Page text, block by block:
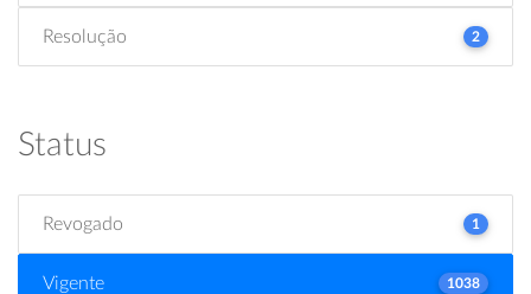
Resolução 2
Status
Revogado 1
Vigente 1038